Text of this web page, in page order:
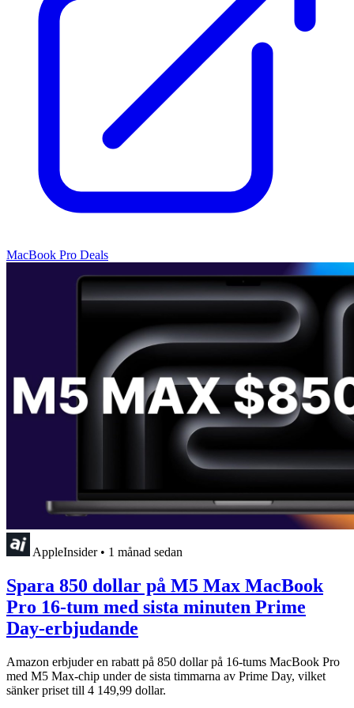
MacBook Pro Deals
AppleInsider • 1 månad sedan
Spara 850 dollar på M5 Max MacBook
Pro 16-tum med sista minuten Prime
Day-erbjudande
Amazon erbjuder en rabatt på 850 dollar på 16-tums MacBook Pro
med M5 Max-chip under de sista timmarna av Prime Day, vilket
sänker priset till 4 149,99 dollar.